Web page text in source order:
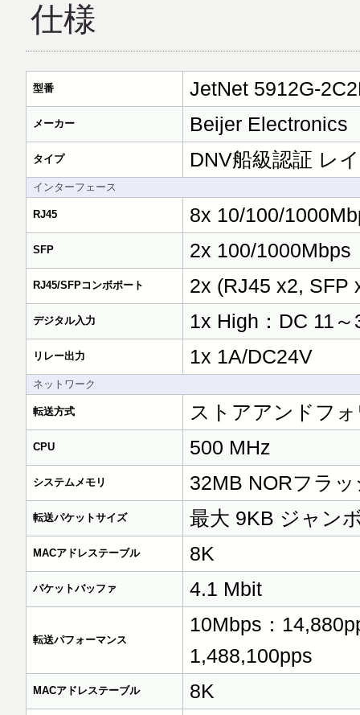
仕様
型番 JetNet 5912G-
メーカー Beijer Electronics
タイプ DNV船級認証 レ
インターフェース
RJ45 8x 10/100/
SFP 2x 100/1000Mbps
RJ45/SFPコンボポート 2x (RJ45 x2, SFP
デジタル入力 1x High：DC 11
リレー出力 1x 1A/DC24V
ネットワーク
転送方式 ストアアンドフ
CPU 500 MHz
システムメモリ 32MB NORフラ
転送パケットサイズ 最大 9KB ジャン
MACアドレステーブル 8K
パケットバッファ 4.1 Mbit
転送パフォーマンス
10Mbps：
1,488,100pps
MACアドレステーブル 8K